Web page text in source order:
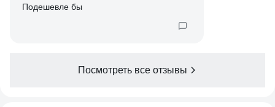
Подешевле бы
Посмотреть все отзывы